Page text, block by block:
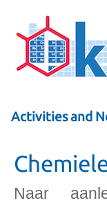
Activities and
Naar